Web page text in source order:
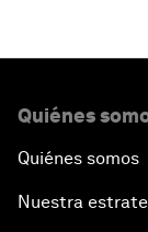
Quiénes
Quiénes somos
Nuestra